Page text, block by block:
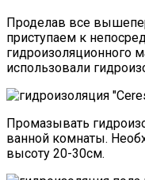
Проделав все
приступаем к
гидроизоляционного
использовали
Промазывать
ванной комнаты.
высоту 20-30см.